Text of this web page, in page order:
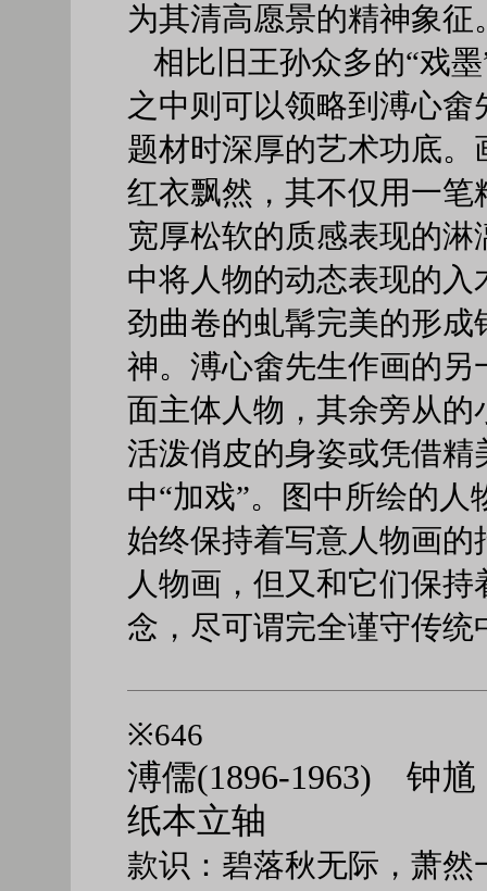
为其清高愿景的精神象征
相比旧王孙众多的“戏
之中则可以领略到溥心畬
题材时深厚的艺术功底
红衣飘然，其不仅用一笔
宽厚松软的质感表现的
中将人物的动态表现的
劲曲卷的虬髯完美的形
神。溥心畬先生作画的
面主体人物，其余旁从
活泼俏皮的身姿或凭借
中“加戏”。图中所绘的
始终保持着写意人物画
人物画，但又和它们保
念，尽可谓完全谨守传
※646
溥儒(1896-1963) 钟馗
纸本立轴
款识：碧落秋无际，萧